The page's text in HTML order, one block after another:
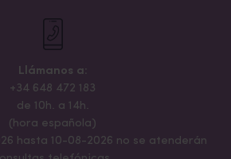
Llámanos a:
+34 648 472 183
de 10h. a 14h.
(hora española)
hasta 10-08-2026 no se atenderán